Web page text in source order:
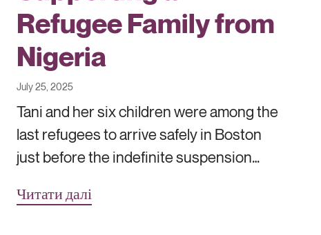
Refugee Family from
Nigeria
July 25, 2025
Tani and her six children were among the
last refugees to arrive safely in Boston
just before the indefinite suspension…
Читати далі